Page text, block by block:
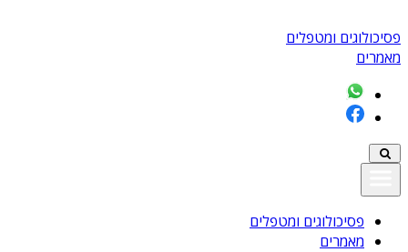
פסיכולוגים ומטפלים
מאמרים
פסיכולוגים ומטפלים
מאמרים